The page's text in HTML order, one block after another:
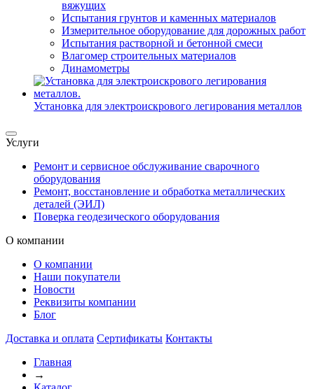
вяжущих
Испытания грунтов и каменных материалов
Измерительное оборудование для дорожных работ
Испытания растворной и бетонной смеси
Влагомер строительных материалов
Динамометры
Установка для электроискрового легирования металлов
Услуги
Ремонт и сервисное обслуживание сварочного
оборудования
Ремонт, восстановление и обработка металлических
деталей (ЭИЛ)
Поверка геодезического оборудования
О компании
О компании
Наши покупатели
Новости
Реквизиты компании
Блог
Доставка и оплата Сертификаты Контакты
Главная
→